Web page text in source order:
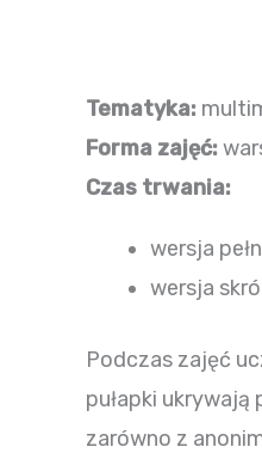
Tematyka:
Forma zajęć:
Czas trwania:
wersja
wersja
Podczas zajęć
pułapki
zarówno z